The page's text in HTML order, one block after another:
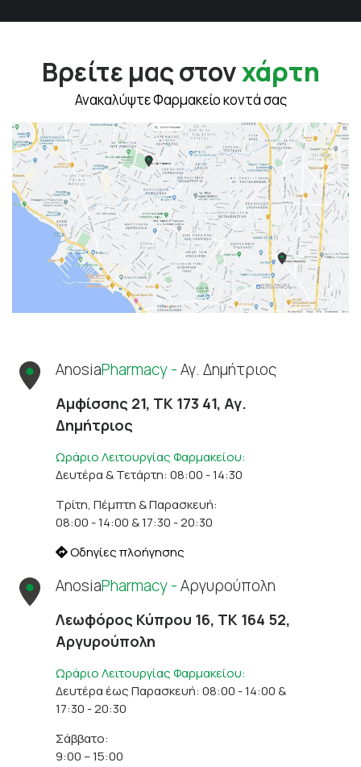
Βρείτε μας στονχάρτη
Ανακαλύψτε Φαρμακείο κοντά σας
AnosiaPharmacy -Αγ. Δημήτριος
Αμφίσσης 21, ΤΚ 173 41, Αγ.
Δημήτριος
Ωράριο Λειτουργίας Φαρμακείου:
Δευτέρα & Τετάρτη: 08:00 - 14:30
Τρίτη, Πέμπτη & Παρασκευή:
08:00 - 14:00 & 17:30 - 20:30
Οδηγίες πλοήγησης
AnosiaPharmacy -Αργυρούπολη
Λεωφόρος Κύπρου 16, ΤΚ 164 52,
Αργυρούπολη
Ωράριο Λειτουργίας Φαρμακείου:
Δευτέρα έως Παρασκευή: 08:00 - 14:00 &
17:30 - 20:30
Σάββατο:
9:00 – 15:00